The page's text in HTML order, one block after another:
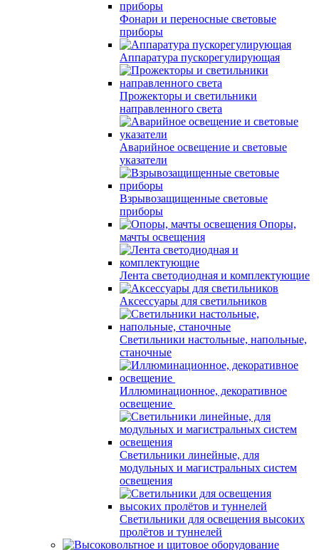
Фонари и переносные световые
приборы
Аппаратура пускорегулирующая
Прожекторы и светильники
направленного света
Аварийное освещение и световые
указатели
Взрывозащищенные световые
приборы
Опоры,
мачты освещения
Лента светодиодная и комплектующие
Аксессуары для светильников
Светильники настольные, напольные,
станочные
Иллюминационное, декоративное
освещение
Светильники линейные, для
модульных и магистральных систем
освещения
Светильники для освещения высоких
пролётов и туннелей